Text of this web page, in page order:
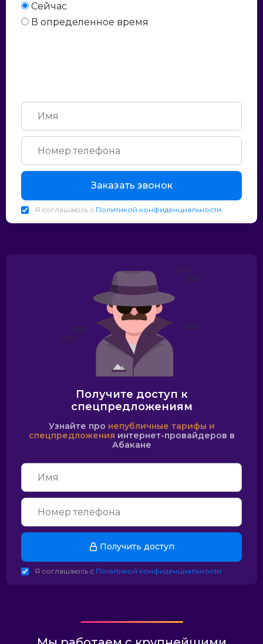
Сейчас
В определенное время
Заказать звонок
Я соглашаюсь с Политикой конфиденциальности
Получите доступ к
спецпредложениям
Узнайте про непубличные тарифы и
спецпредложения интернет-провайдеров в
Абакане
Получить доступ
Я соглашаюсь с Политикой конфиденциальности